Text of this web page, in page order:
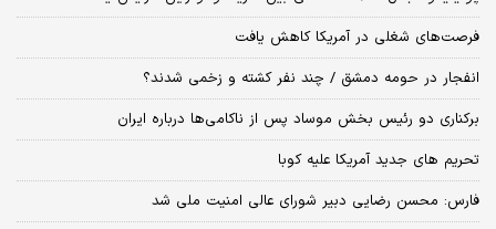
فرصت‌های شغلی در آمریکا کاهش یافت
انفجار در حومه دمشق / چند نفر کشته و زخمی شدند؟
برکناری دو رئیس بخش موساد پس از ناکامی‌ها درباره ایران
تحریم های جدید آمریکا علیه کوبا
فارس: محسن رضایی دبیر شورای عالی امنیت ملی شد